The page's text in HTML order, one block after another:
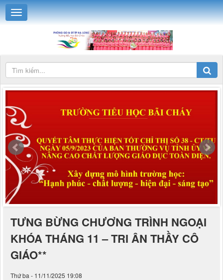
TƯNG BỪNG CHƯƠNG TRÌNH NGOẠI
KHÓA THÁNG 11 – TRI ÂN THẦY CÔ
GIÁO**